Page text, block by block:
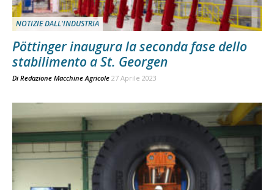
NOTIZIE DALL'INDUSTRIA
Pöttinger inaugura la seconda fase dello
stabilimento a St. Georgen
Di Redazione Macchine Agricole 27 Aprile 2023